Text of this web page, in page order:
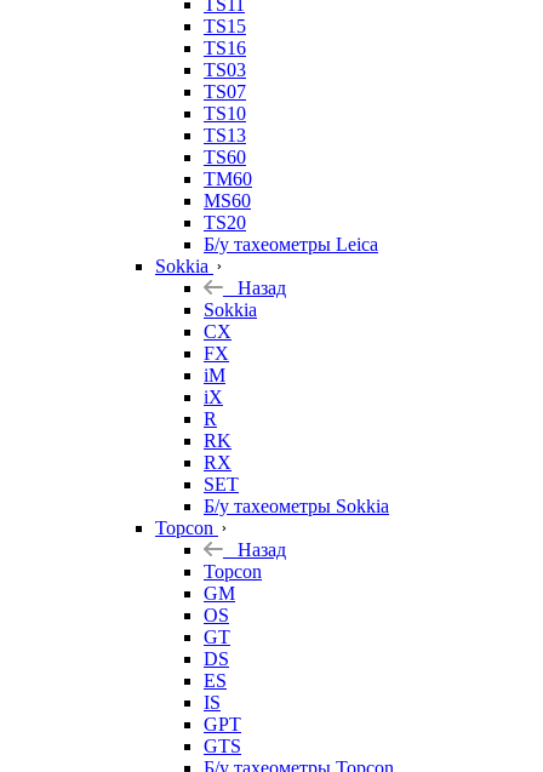
TS11
TS15
TS16
TS03
TS07
TS10
TS13
TS60
TM60
MS60
TS20
Б/у тахеометры Leica
Sokkia
Назад
Sokkia
CX
FX
iM
iX
R
RK
RX
SET
Б/у тахеометры Sokkia
Topcon
Назад
Topcon
GM
OS
GT
DS
ES
IS
GPT
GTS
Б/у тахеометры Topcon